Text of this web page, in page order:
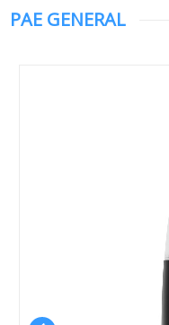
PAE GENERAL